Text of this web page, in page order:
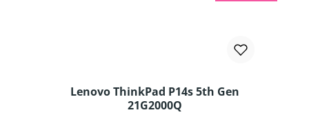
Lenovo ThinkPad P14s 5th Gen
21G2000Q